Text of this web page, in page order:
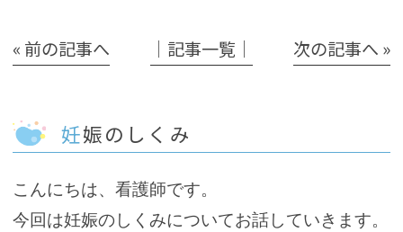
« 前の記事へ │記事一覧│ 次の記事へ »
妊娠のしくみ
こんにちは、看護師です。
今回は妊娠のしくみについてお話していきます。